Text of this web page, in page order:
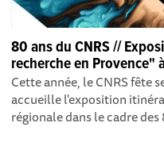
80 ans du CNRS //
recherche en Provence"
Cette année, le CNRS fête
accueille l'exposition
régionale dans le cadre des